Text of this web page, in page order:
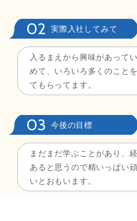
実際入社してみて
入るまえから興味があって
めて、いろいろ多くのこと
てもらってます。
今後の目標
まだまだ学ぶことがあり、
あると思うので精いっぱい
いとおもいます。